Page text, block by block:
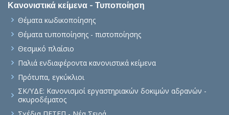
Κανονιστικά κείμενα - Τυποποίηση
Θέματα κωδικοποίησης
Θέματα τυποποίησης - πιστοποίησης
Θεσμικό πλαίσιο
Παλιά ενδιαφέροντα κανονιστικά κείμενα
Πρότυπα, εγκύκλιοι
ΣΚ/ΥΔΕ: Κανονισμοί εργαστηριακών δοκιμών αδρανών -
σκυροδέματος